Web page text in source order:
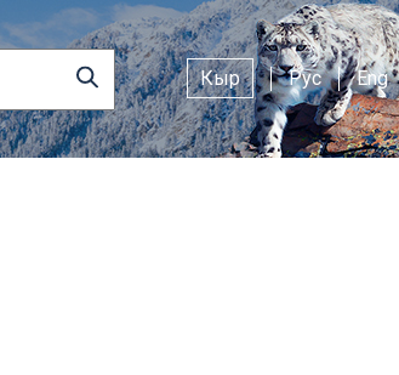
Кыр Рус Eng